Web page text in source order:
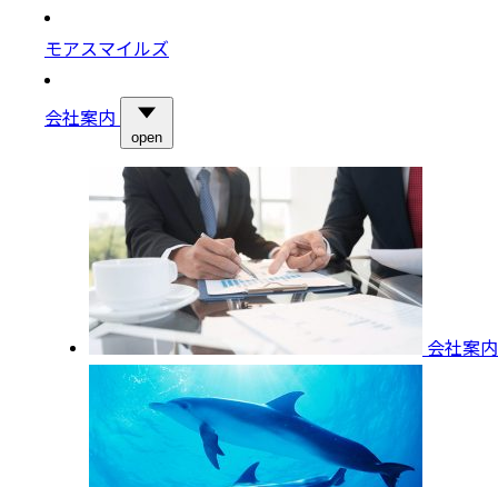
モアスマイルズ
会社案内
open
会社案内